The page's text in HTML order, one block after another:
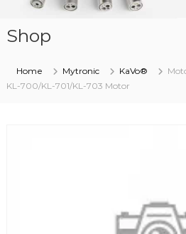
Shop
Home Mytronic KaVo®
KL-700/KL-701/KL-703 Motor